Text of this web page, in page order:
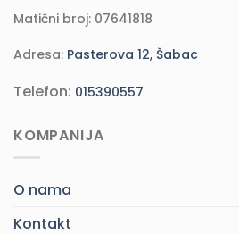
Matični broj: 07641818
Adresa: Pasterova 12, Šabac
Telefon: 015390557
KOMPANIJA
O nama
Kontakt